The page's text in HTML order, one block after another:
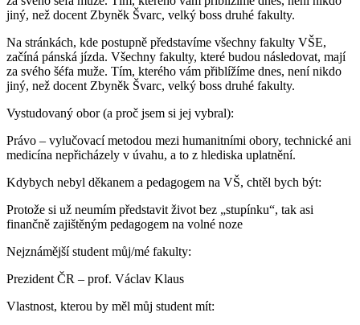
jiný, než docent Zbyněk Švarc, velký boss druhé fakulty.
Na stránkách, kde postupně představíme všechny fakulty VŠE,
začíná pánská jízda. Všechny fakulty, které budou následovat, mají
za svého šéfa muže. Tím, kterého vám přiblížíme dnes, není nikdo
jiný, než docent Zbyněk Švarc, velký boss druhé fakulty.
Vystudovaný obor (a proč jsem si jej vybral):
Právo – vylučovací metodou mezi humanitními obory, technické ani
medicína nepřicházely v úvahu, a to z hlediska uplatnění.
Kdybych nebyl děkanem a pedagogem na VŠ, chtěl bych být:
Protože si už neumím představit život bez „stupínku“, tak asi
finančně zajištěným pedagogem na volné noze
Nejznámější student můj/mé fakulty:
Prezident ČR – prof. Václav Klaus
Vlastnost, kterou by měl můj student mít: